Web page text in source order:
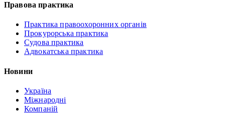
Правова практика
Практика правоохоронних органів
Прокурорська практика
Судова практика
Адвокатська практика
Новини
Україна
Міжнародні
Компаній